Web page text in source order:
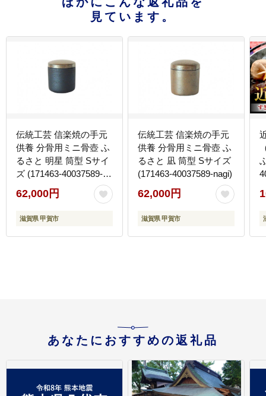
見ています。
伝統工芸 信楽焼の手元
供養 分骨用ミニ骨壺 ふ
るさと 明星 筒型 Sサイ
ズ (171463-40037589-
62,000円
滋賀県 甲賀市
伝統工芸 信楽焼の手元
供養 分骨用ミニ骨壺 ふ
るさと 凪 筒型 Sサイズ
(171463-40037589-nagi)
62,000円
滋賀県 甲賀市
あなたにおすすめの返礼品